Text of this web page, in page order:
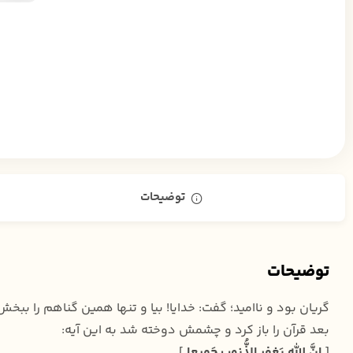
توضیحات
توضیحات
گریان بود و ناامید؛ گفت: خدایا! بیا و تنها همین گناهم را
بعد قرآن را باز کرد و چشمش دوخته شد به این آیه: